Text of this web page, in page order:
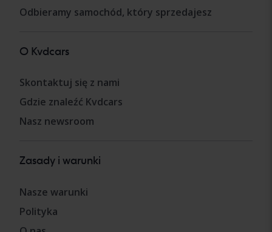
Odbieramy samochód, który sprzedajesz
O Kvdcars
Skontaktuj się z nami
Gdzie znaleźć Kvdcars
Nasz newsroom
Zasady i warunki
Nasze warunki
Polityka